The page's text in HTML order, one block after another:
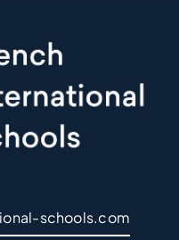
schools.com